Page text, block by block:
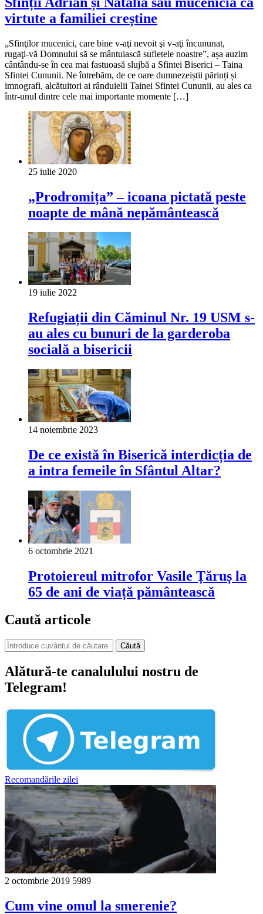
virtute a familiei creștine
„Sfinţilor mucenici, care bine v‑aţi nevoit şi v‑aţi încununat,
rugaţi‑vă Domnului să se mântuiască sufletele noastre”, așa auzim
cântându-se în cea mai fastuoasă slujbă a Sfintei Biserici – Taina
Sfintei Cununii. Ne întrebăm, de ce oare dumnezeiștii părinți și
imnografi, alcătuitori ai rânduielii Tainei Sfintei Cununii, au ales ca
într-unul dintre cele mai importante momente […]
25 iulie 2020
„Prodromița” – icoana pictată peste
noapte de mână nepământească
19 iulie 2022
Refugiații din Căminul Nr. 19 USM s-
au ales cu bunuri de la garderoba
socială a bisericii
14 noiembrie 2023
De ce există în Biserică interdicția de
a intra femeile în Sfântul Altar?
6 octombrie 2021
Protoiereul mitrofor Vasile Țăruș la
65 de ani de viață pământească
Caută articole
Căută
Alătură-te canalulului nostru de
Telegram!
Recomandările zilei
2 octombrie 2019 5989
Cum vine omul la smerenie?